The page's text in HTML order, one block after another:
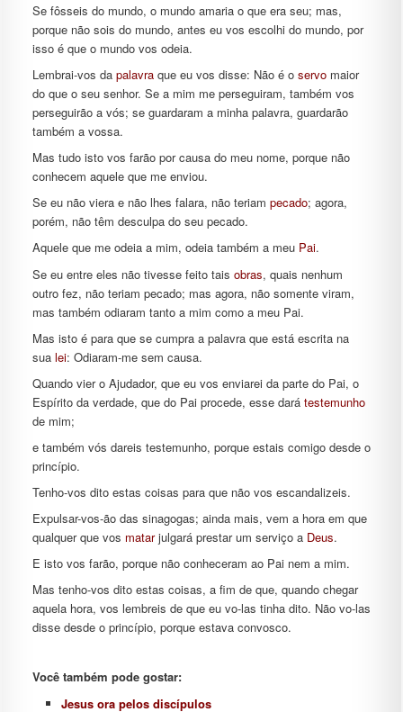
Se fôsseis do mundo, o mundo amaria o que era seu; mas,
porque não sois do mundo, antes eu vos escolhi do mundo, por
isso é que o mundo vos odeia.
Lembrai-vos da palavraque eu vos disse: Não é o servomaior
do que o seu senhor. Se a mim me perseguiram, também vos
perseguirão a vós; se guardaram a minha palavra, guardarão
também a vossa.
Mas tudo isto vos farão por causa do meu nome, porque não
conhecem aquele que me enviou.
Se eu não viera e não lhes falara, não teriam pecado; agora,
porém, não têm desculpa do seu pecado.
Aquele que me odeia a mim, odeia também a meu Pai.
Se eu entre eles não tivesse feito tais obras, quais nenhum
outro fez, não teriam pecado; mas agora, não somente viram,
mas também odiaram tanto a mim como a meu Pai.
Mas isto é para que se cumpra a palavra que está escrita na
sua lei: Odiaram-me sem causa.
Quando vier o Ajudador, que eu vos enviarei da parte do Pai, o
Espírito da verdade, que do Pai procede, esse dará testemunho
de mim;
e também vós dareis testemunho, porque estais comigo desde o
princípio.
Tenho-vos dito estas coisas para que não vos escandalizeis.
Expulsar-vos-ão das sinagogas; ainda mais, vem a hora em que
qualquer que vos matarjulgará prestar um serviço a Deus.
E isto vos farão, porque não conheceram ao Pai nem a mim.
Mas tenho-vos dito estas coisas, a fim de que, quando chegar
aquela hora, vos lembreis de que eu vo-las tinha dito. Não vo-las
disse desde o princípio, porque estava convosco.
Você também pode gostar:
Jesus ora pelos discípulos